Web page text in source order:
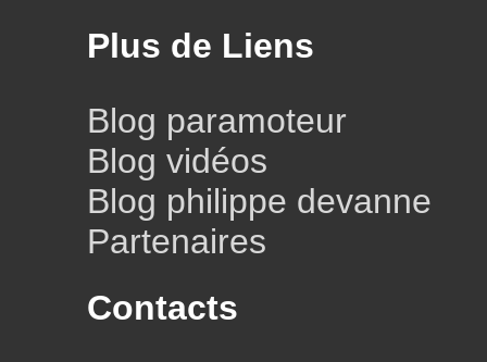
Plus de Liens
Blog paramoteur
Blog vidéos
Blog philippe devanne
Partenaires
Contacts